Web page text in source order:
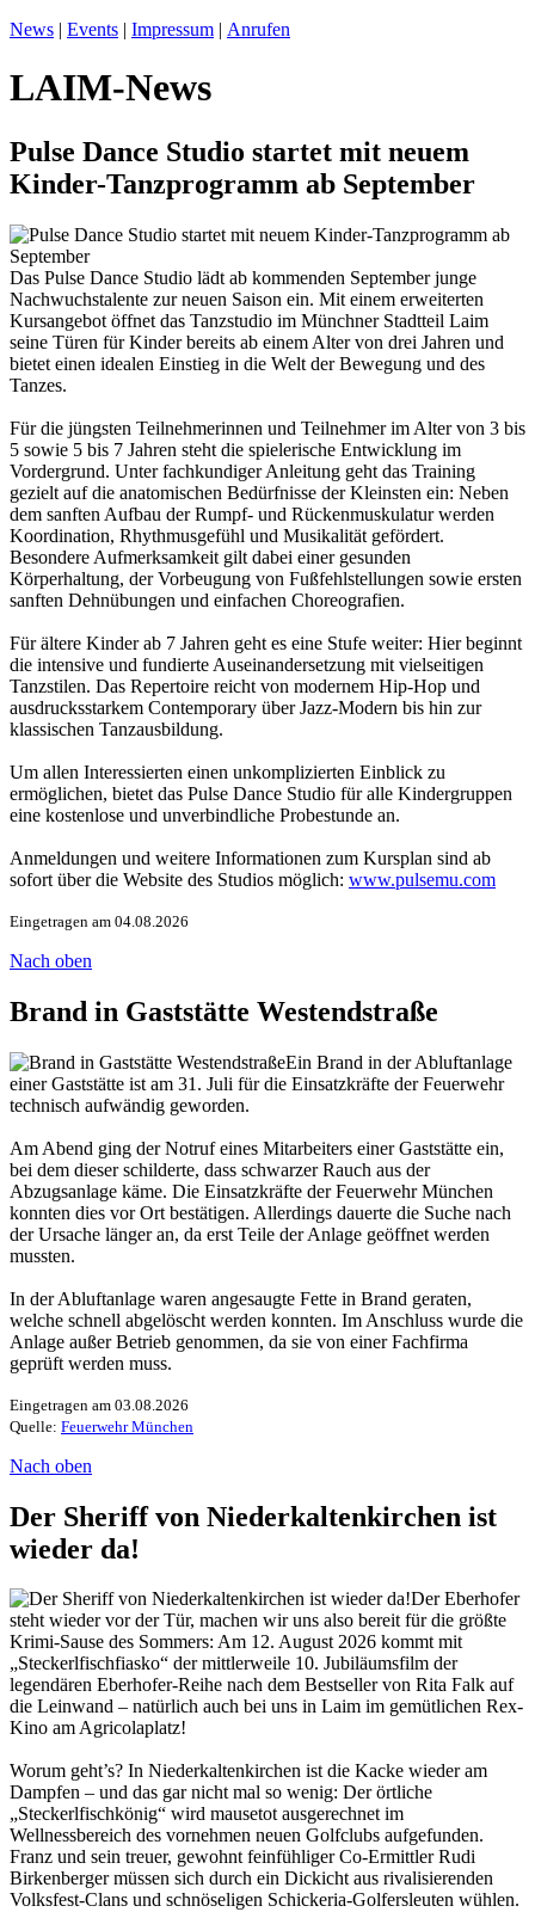
News | Events | Impressum | Anrufen
LAIM-News
Pulse Dance Studio startet mit neuem
Kinder-Tanzprogramm ab September
Das Pulse Dance Studio lädt ab kommenden September junge
Nachwuchstalente zur neuen Saison ein. Mit einem erweiterten
Kursangebot öffnet das Tanzstudio im Münchner Stadtteil Laim
seine Türen für Kinder bereits ab einem Alter von drei Jahren und
bietet einen idealen Einstieg in die Welt der Bewegung und des
Tanzes.
Für die jüngsten Teilnehmerinnen und Teilnehmer im Alter von 3 bis
5 sowie 5 bis 7 Jahren steht die spielerische Entwicklung im
Vordergrund. Unter fachkundiger Anleitung geht das Training
gezielt auf die anatomischen Bedürfnisse der Kleinsten ein: Neben
dem sanften Aufbau der Rumpf- und Rückenmuskulatur werden
Koordination, Rhythmusgefühl und Musikalität gefördert.
Besondere Aufmerksamkeit gilt dabei einer gesunden
Körperhaltung, der Vorbeugung von Fußfehlstellungen sowie ersten
sanften Dehnübungen und einfachen Choreografien.
Für ältere Kinder ab 7 Jahren geht es eine Stufe weiter: Hier beginnt
die intensive und fundierte Auseinandersetzung mit vielseitigen
Tanzstilen. Das Repertoire reicht von modernem Hip-Hop und
ausdrucksstarkem Contemporary über Jazz-Modern bis hin zur
klassischen Tanzausbildung.
Um allen Interessierten einen unkomplizierten Einblick zu
ermöglichen, bietet das Pulse Dance Studio für alle Kindergruppen
eine kostenlose und unverbindliche Probestunde an.
Anmeldungen und weitere Informationen zum Kursplan sind ab
sofort über die Website des Studios möglich: www.pulsemu.com
Eingetragen am 04.08.2026
Nach oben
Brand in Gaststätte Westendstraße
Ein Brand in der Abluftanlage
einer Gaststätte ist am 31. Juli für die Einsatzkräfte der Feuerwehr
technisch aufwändig geworden.
Am Abend ging der Notruf eines Mitarbeiters einer Gaststätte ein,
bei dem dieser schilderte, dass schwarzer Rauch aus der
Abzugsanlage käme. Die Einsatzkräfte der Feuerwehr München
konnten dies vor Ort bestätigen. Allerdings dauerte die Suche nach
der Ursache länger an, da erst Teile der Anlage geöffnet werden
mussten.
In der Abluftanlage waren angesaugte Fette in Brand geraten,
welche schnell abgelöscht werden konnten. Im Anschluss wurde die
Anlage außer Betrieb genommen, da sie von einer Fachfirma
geprüft werden muss.
Eingetragen am 03.08.2026
Quelle: Feuerwehr München
Nach oben
Der Sheriff von Niederkaltenkirchen ist
wieder da!
Der Eberhofer
steht wieder vor der Tür, machen wir uns also bereit für die größte
Krimi-Sause des Sommers: Am 12. August 2026 kommt mit
„Steckerlfischfiasko“ der mittlerweile 10. Jubiläumsfilm der
legendären Eberhofer-Reihe nach dem Bestseller von Rita Falk auf
die Leinwand – natürlich auch bei uns in Laim im gemütlichen Rex-
Kino am Agricolaplatz!
Worum geht’s? In Niederkaltenkirchen ist die Kacke wieder am
Dampfen – und das gar nicht mal so wenig: Der örtliche
„Steckerlfischkönig“ wird mausetot ausgerechnet im
Wellnessbereich des vornehmen neuen Golfclubs aufgefunden.
Franz und sein treuer, gewohnt feinfühliger Co-Ermittler Rudi
Birkenberger müssen sich durch ein Dickicht aus rivalisierenden
Volksfest-Clans und schnöseligen Schickeria-Golfersleuten wühlen.